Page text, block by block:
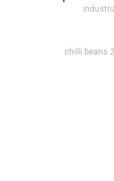
chilli beans